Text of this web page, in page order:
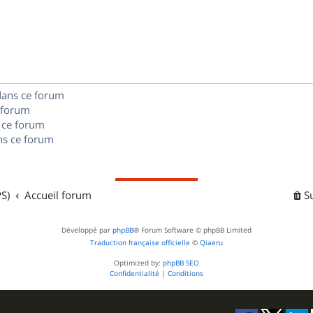
e
ce forum
forum
ce forum
Accueil forum
Développé par phpBB® Forum Software © phpBB Limited
Traduction française officielle © Qiaeru
Optimized by: phpBB SEO
Confidentialité | Conditions